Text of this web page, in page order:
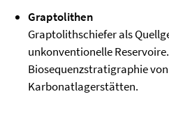
Graptolithen
Graptolithschiefer als
unkonventionelle
Biosequenzstratigraphie
Karbonatlagerstätten.